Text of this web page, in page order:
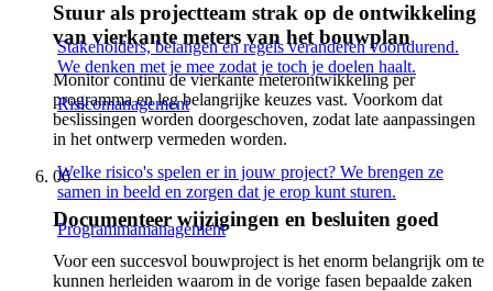
Stakeholders, belangen en regels veranderen voortdurend.
We denken met je mee zodat je toch je doelen haalt.
Risicomanagement
Welke risico's spelen er in jouw project? We brengen ze
samen in beeld en zorgen dat je erop kunt sturen.
Programmamanagement
Stuur als projectteam strak op de ontwikkeling
van vierkante meters van het bouwplan
Monitor continu de vierkante meterontwikkeling per
programma en leg belangrijke keuzes vast. Voorkom dat
beslissingen worden doorgeschoven, zodat late aanpassingen
in het ontwerp vermeden worden.
06
Documenteer wijzigingen en besluiten goed
Voor een succesvol bouwproject is het enorm belangrijk om te
kunnen herleiden waarom in de vorige fasen bepaalde zaken